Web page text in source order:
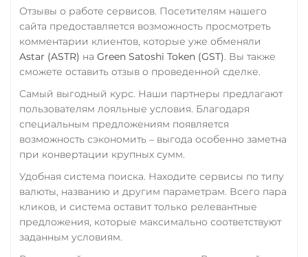
Отзывы о работе сервисов. Посетителям нашего
сайта предоставляется возможность просмотреть
комментарии клиентов, которые уже обменяли
Astar (ASTR) на Green Satoshi Token (GST). Вы также
сможете оставить отзыв о проведенной сделке.
Самый выгодный курс. Наши партнеры предлагают
пользователям лояльные условия. Благодаря
специальным предложениям появляется
возможность сэкономить – выгода особенно заметна
при конвертации крупных сумм.
Удобная система поиска. Находите сервисы по типу
валюты, названию и другим параметрам. Всего пара
кликов, и система оставит только релевантные
предложения, которые максимально соответствуют
заданным условиям.